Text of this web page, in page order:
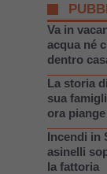
Va in
acqua né
dentro
La storia
sua
ora
Incendi in
asinelli
la fattoria